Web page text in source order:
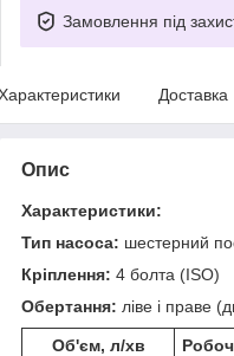
Замовлення під
Доставка
Опис
Характеристики:
Тип насоса: шестерний
Кріплення: 4 болта (ISO)
Обертання: ліве і праве
Об'єм, л/хв